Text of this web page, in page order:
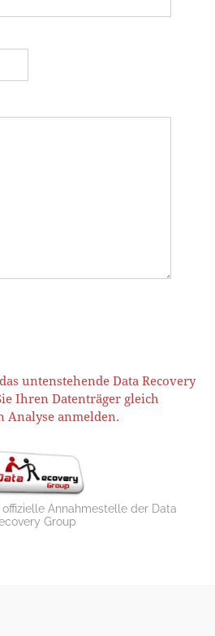
untenstehende Data Recovery
Ihren Datenträger gleich
Analyse anmelden.
Annahmestelle der Data
Group